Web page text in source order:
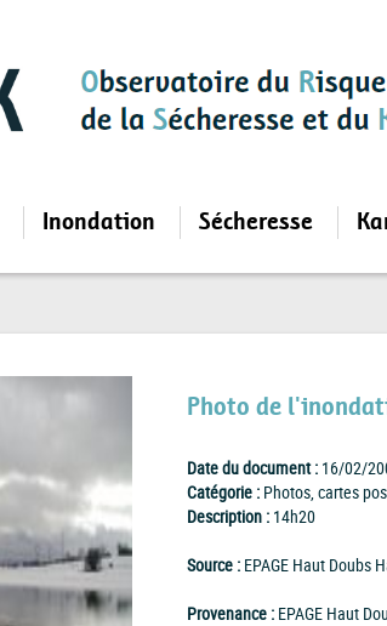
Inondation Sécheresse
Photo de
Date du document : 16/02/
Catégorie : Photos, cartes
Description : 14h20
Source : EPAGE Haut Doubs
Provenance : EPAGE Haut